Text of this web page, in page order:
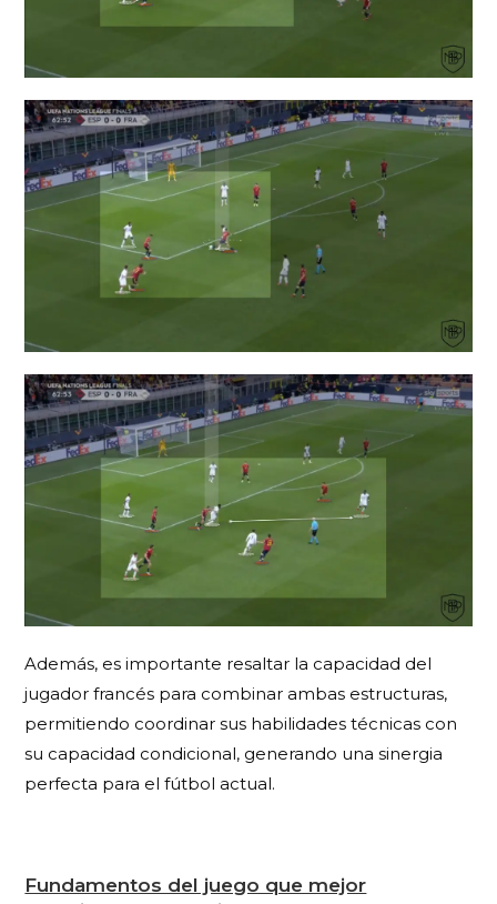
Además, es importante resaltar la capacidad del
jugador francés para combinar ambas estructuras,
permitiendo coordinar sus habilidades técnicas con
su capacidad condicional, generando una sinergia
perfecta para el fútbol actual.
Fundamentos del juego que mejor